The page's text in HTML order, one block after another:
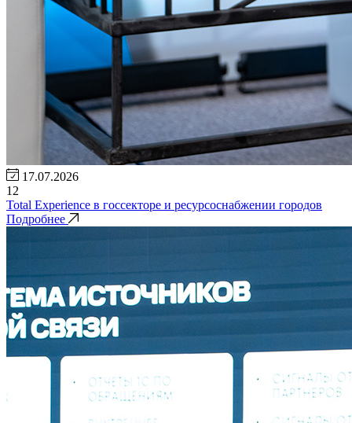
17.07.2026
12
Total Experience в госсекторе и ресурсоснабжении городов
Подробнее